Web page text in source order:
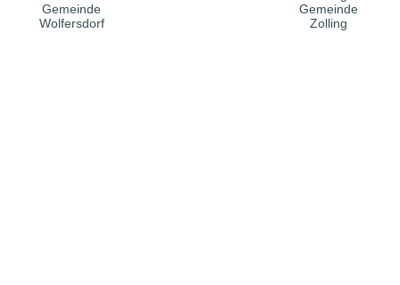
Gemeinde
Wolfersdorf
Gemeinde
Zolling